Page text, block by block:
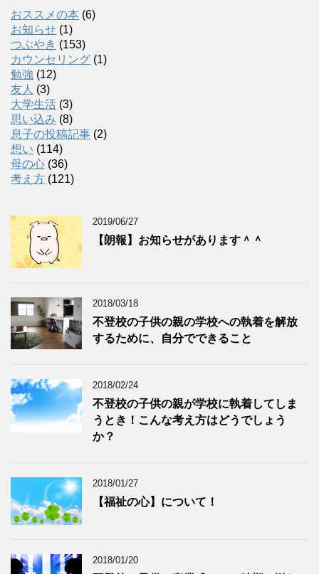
おススメの本 (6)
お知らせ (1)
つぶやき (153)
カウンセリング (1)
勉強 (12)
友人 (3)
大学生活 (3)
思い込み (8)
息子の投稿記事 (2)
想い (114)
母の心 (36)
考え方 (121)
2019/06/27
【朗報】お知らせがあります＾＾
2018/03/18
不登校の子供の親の学校への執着を解放
するために、自分でできること
2018/02/24
不登校の子供の親が学校に執着してしま
うとき！こんな考え方はどうでしょう
か？
2018/01/27
【福祉の心】について！
2018/01/20